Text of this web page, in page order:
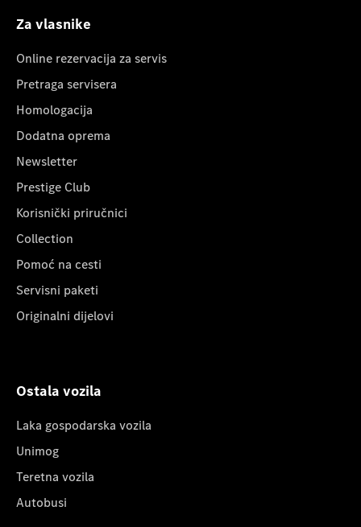
Za vlasnike
Online rezervacija za servis
Pretraga servisera
Homologacija
Dodatna oprema
Newsletter
Prestige Club
Korisnički priručnici
Collection
Pomoć na cesti
Servisni paketi
Originalni dijelovi
Ostala vozila
Laka gospodarska vozila
Unimog
Teretna vozila
Autobusi